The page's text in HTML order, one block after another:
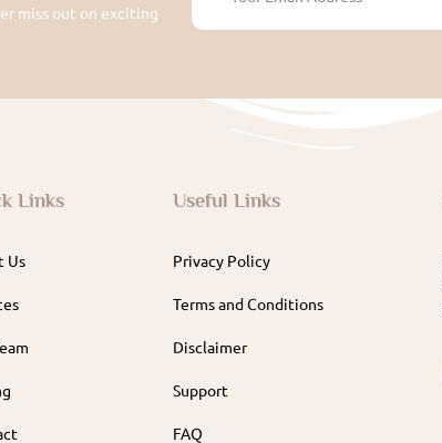
miss out on exciting
Links
Us
Useful Links
Privacy Policy
Terms and Conditions
Disclaimer
Support
FAQ